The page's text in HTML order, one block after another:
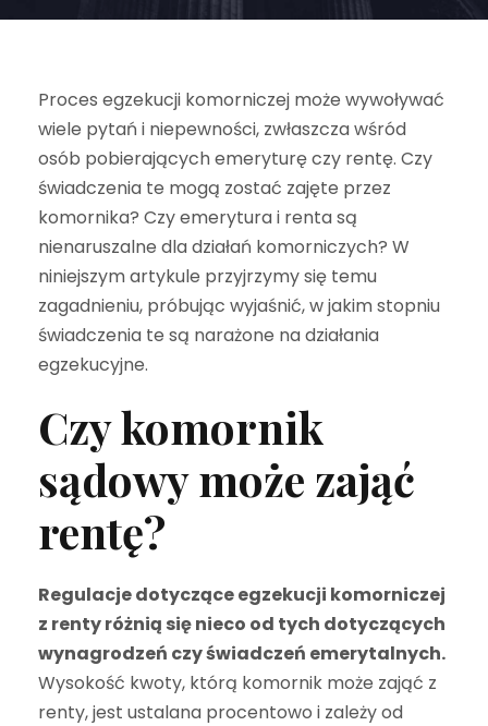
Proces egzekucji komorniczej może wywoływać
wiele pytań i niepewności, zwłaszcza wśród
osób pobierających emeryturę czy rentę. Czy
świadczenia te mogą zostać zajęte przez
komornika? Czy emerytura i renta są
nienaruszalne dla działań komorniczych? W
niniejszym artykule przyjrzymy się temu
zagadnieniu, próbując wyjaśnić, w jakim stopniu
świadczenia te są narażone na działania
egzekucyjne.
Czy komornik
sądowy może zająć
rentę?
Regulacje dotyczące egzekucji komorniczej
z renty różnią się nieco od tych dotyczących
wynagrodzeń czy świadczeń emerytalnych.
Wysokość kwoty, którą komornik może zająć z
renty, jest ustalana procentowo i zależy od